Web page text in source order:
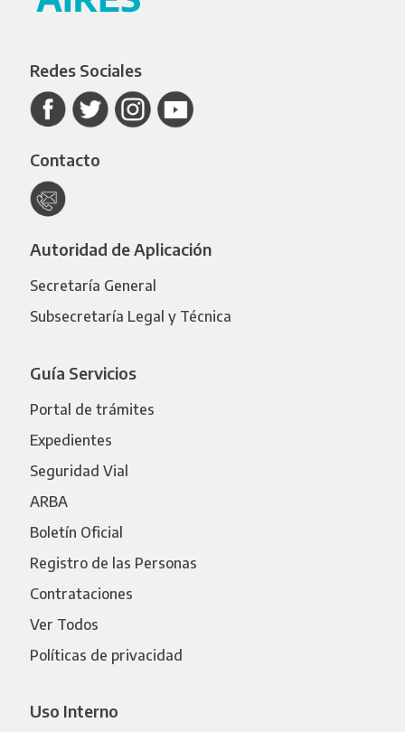
Redes Sociales
Contacto
Autoridad de Aplicación
Secretaría General
Subsecretaría Legal y Técnica
Guía Servicios
Portal de trámites
Expedientes
Seguridad Vial
ARBA
Boletín Oficial
Registro de las Personas
Contrataciones
Ver Todos
Políticas de privacidad
Uso Interno